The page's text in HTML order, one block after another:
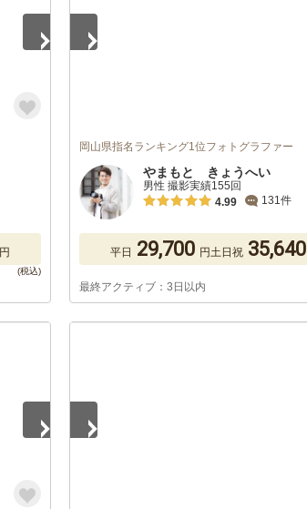
円
岡山県指名ランキング1位フォトグラファー
やまもと きょうへい
男性 撮影実績155回
4.99
131件
平日 29,700 円土日祝 35,640
最終アクティブ：3日以内